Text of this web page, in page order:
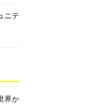
ニテ
界か